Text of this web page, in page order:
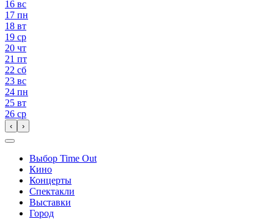
16 вс
17 пн
18 вт
19 ср
20 чт
21 пт
22 сб
23 вс
24 пн
25 вт
26 ср
‹ ›
Выбор Time Out
Кино
Концерты
Спектакли
Выставки
Город